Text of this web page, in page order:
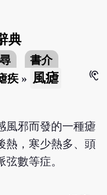
典
書介
疾 » 風瘧
hearing
風邪而發的一種瘧
熱，寒少熱多、頭
數等症。